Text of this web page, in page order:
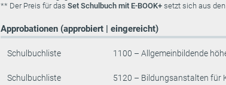
** Der Preis für das Set Schulbuch mit E-BOOK+ setzt sich aus
Approbationen (approbiert | eingereicht)
Schulbuchliste 1100 – Allgemeinbildende
Schulbuchliste 5120 – Bildungsanstalten für